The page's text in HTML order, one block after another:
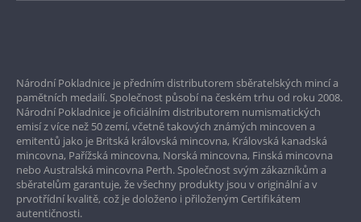
Garance nejvyšší kvality
Pouze originální produkty
Národní Pokladnice je předním distributorem sběratelských mincí a
pamětních medailí. Společnost působí na českém trhu od roku 2008.
Národní Pokladnice je oficiálním distributorem numismatických
emisí z více než 50 zemí, včetně takových známých mincoven a
emitentů jako je Britská královská mincovna, Královská kanadská
mincovna, Pařížská mincovna, Norská mincovna, Finská mincovna
nebo Australská mincovna Perth. Společnost svým zákazníkům a
sběratelům garantuje, že všechny produkty jsou v originální a v
prvotřídní kvalitě, což je doloženo i přiloženým Certifikátem
autentičnosti.